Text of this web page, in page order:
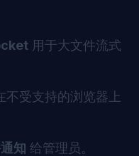
用于大文件流式
不受支持的浏览器上
知 给管理员。